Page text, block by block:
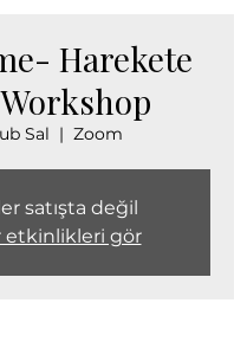
Harekete
Sal
  |
Zoom
satışta değil
etkinlikleri gör